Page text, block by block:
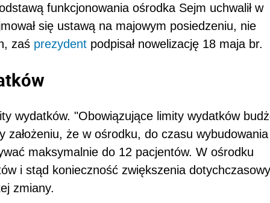
funkcjonowania ośrodka Sejm uchwalił w
się ustawą na majowym posiedzeniu, nie
zaś prezydent podpisał nowelizację 18 maja br.
wydatków. "Obowiązujące limity wydatków
założeniu, że w ośrodku, do czasu wybudowania
maksymalnie do 12 pacjentów. W ośrodku
i stąd konieczność zwiększenia
zmiany.